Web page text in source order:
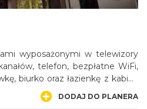
wyposażonymi w telewizory
telefon, bezpłatne WiFi,
biurko oraz łazienkę z kabiną
DODAJ DO PLANERA